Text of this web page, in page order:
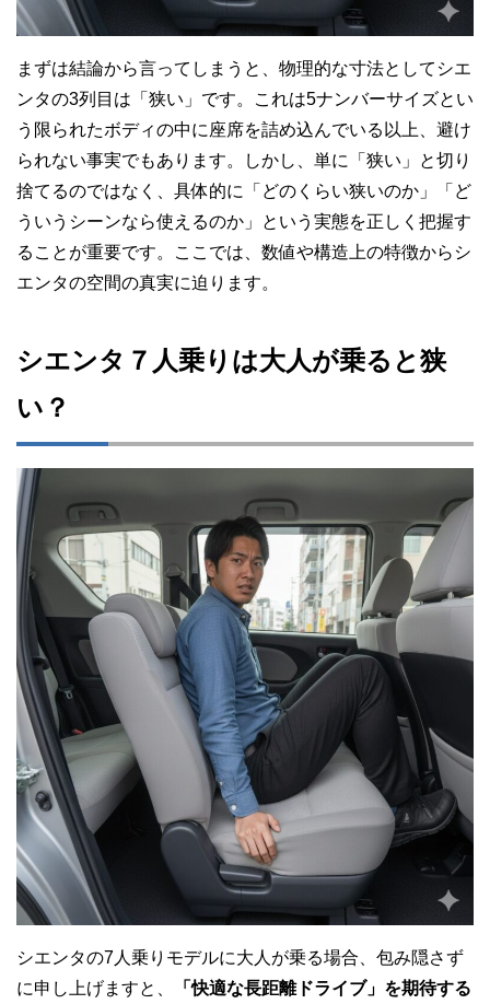
まずは結論から言ってしまうと、物理的な寸法としてシエ
ンタの3列目は「狭い」です。これは5ナンバーサイズとい
う限られたボディの中に座席を詰め込んでいる以上、避け
られない事実でもあります。しかし、単に「狭い」と切り
捨てるのではなく、具体的に「どのくらい狭いのか」「ど
ういうシーンなら使えるのか」という実態を正しく把握す
ることが重要です。ここでは、数値や構造上の特徴からシ
エンタの空間の真実に迫ります。
シエンタ７人乗りは大人が乗ると狭
い？
シエンタの7人乗りモデルに大人が乗る場合、包み隠さず
に申し上げますと、
「快適な長距離ドライブ」を期待する